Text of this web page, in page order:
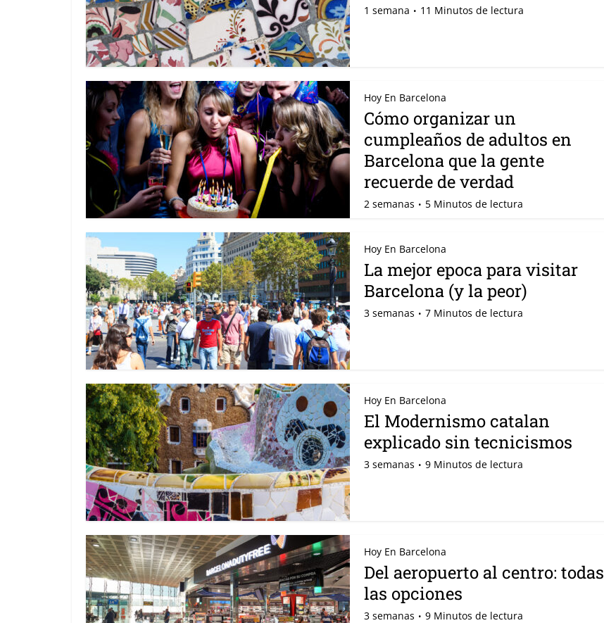
1 semana 11 Minutos de lectura
Hoy En Barcelona
Cómo organizar un
cumpleaños de adultos en
Barcelona que la gente
recuerde de verdad
2 semanas 5 Minutos de lectura
Hoy En Barcelona
La mejor epoca para visitar
Barcelona (y la peor)
3 semanas 7 Minutos de lectura
Hoy En Barcelona
El Modernismo catalan
explicado sin tecnicismos
3 semanas 9 Minutos de lectura
Hoy En Barcelona
Del aeropuerto al centro: todas
las opciones
3 semanas 9 Minutos de lectura